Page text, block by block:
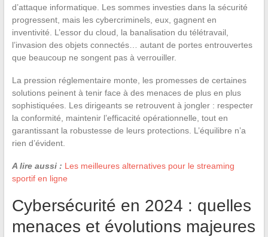
d’attaque informatique. Les sommes investies dans la sécurité
progressent, mais les cybercriminels, eux, gagnent en
inventivité. L’essor du cloud, la banalisation du télétravail,
l’invasion des objets connectés… autant de portes entrouvertes
que beaucoup ne songent pas à verrouiller.
La pression réglementaire monte, les promesses de certaines
solutions peinent à tenir face à des menaces de plus en plus
sophistiquées. Les dirigeants se retrouvent à jongler : respecter
la conformité, maintenir l’efficacité opérationnelle, tout en
garantissant la robustesse de leurs protections. L’équilibre n’a
rien d’évident.
A lire aussi : Les meilleures alternatives pour le streaming
sportif en ligne
Cybersécurité en 2024 : quelles
menaces et évolutions majeures